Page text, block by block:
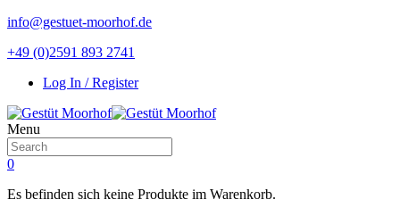
info@gestuet-moorhof.de
+49 (0)2591 893 2741
Log In / Register
Menu
0
Es befinden sich keine Produkte im Warenkorb.